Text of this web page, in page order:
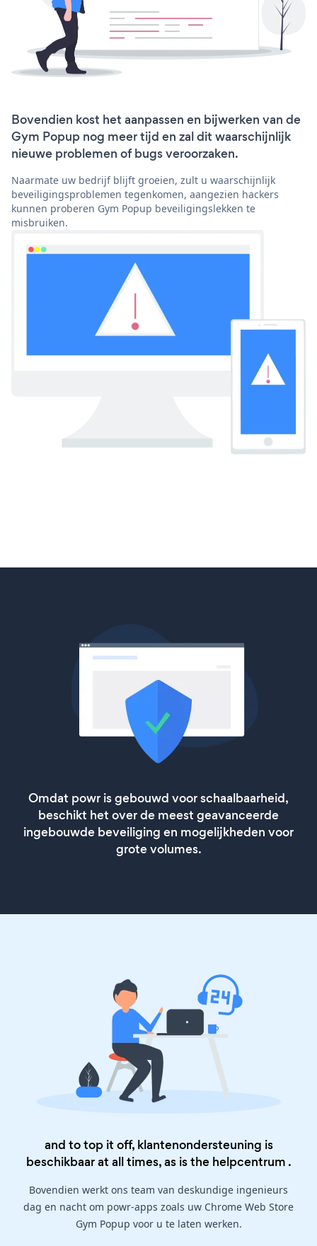
Bovendien kost het aanpassen en bijwerken van de
Gym Popup nog meer tijd en zal dit waarschijnlijk
nieuwe problemen of bugs veroorzaken.
Naarmate uw bedrijf blijft groeien, zult u waarschijnlijk
beveiligingsproblemen tegenkomen, aangezien hackers
kunnen proberen Gym Popup beveiligingslekken te
misbruiken.
Omdat powr is gebouwd voor schaalbaarheid,
beschikt het over de meest geavanceerde
ingebouwde beveiliging en mogelijkheden voor
grote volumes.
and to top it off, klantenondersteuning is
beschikbaar at all times, as is the helpcentrum .
Bovendien werkt ons team van deskundige ingenieurs
dag en nacht om powr-apps zoals uw Chrome Web Store
Gym Popup voor u te laten werken.